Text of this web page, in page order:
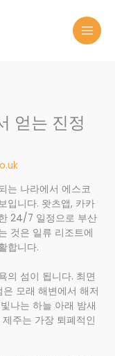
얻는 진정
는 나라에서 에스코
입니다. 왓츠앱, 카카
24/7 일정으로 부산
것은 일류 리조트에
합니다.
의 섬이 됩니다. 최면
모래 해변에서 해저
나는 하늘 아래 밤새
주는 가장 퇴폐적인